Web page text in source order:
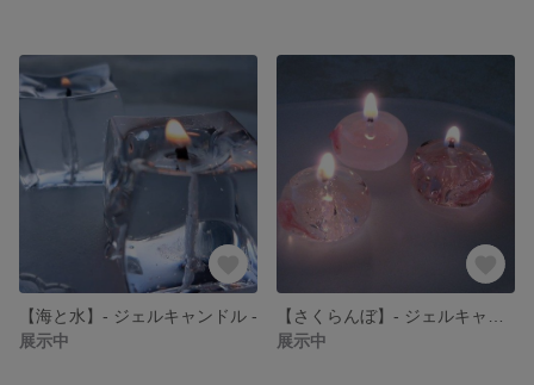
【海と水】- ジェルキャンドル -
展示中
展示中